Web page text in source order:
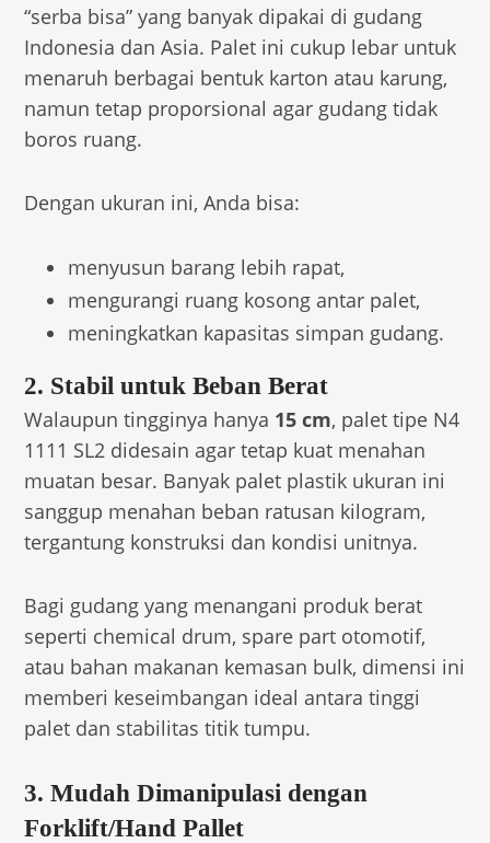
“serba bisa” yang banyak dipakai di gudang
Indonesia dan Asia. Palet ini cukup lebar untuk
menaruh berbagai bentuk karton atau karung,
namun tetap proporsional agar gudang tidak
boros ruang.
Dengan ukuran ini, Anda bisa:
menyusun barang lebih rapat,
mengurangi ruang kosong antar palet,
meningkatkan kapasitas simpan gudang.
2. Stabil untuk Beban Berat
Walaupun tingginya hanya 15 cm, palet tipe N4
1111 SL2 didesain agar tetap kuat menahan
muatan besar. Banyak palet plastik ukuran ini
sanggup menahan beban ratusan kilogram,
tergantung konstruksi dan kondisi unitnya.
Bagi gudang yang menangani produk berat
seperti chemical drum, spare part otomotif,
atau bahan makanan kemasan bulk, dimensi ini
memberi keseimbangan ideal antara tinggi
palet dan stabilitas titik tumpu.
3. Mudah Dimanipulasi dengan
Forklift/Hand Pallet